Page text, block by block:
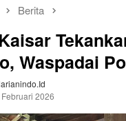
Berita
Waspadai
2026